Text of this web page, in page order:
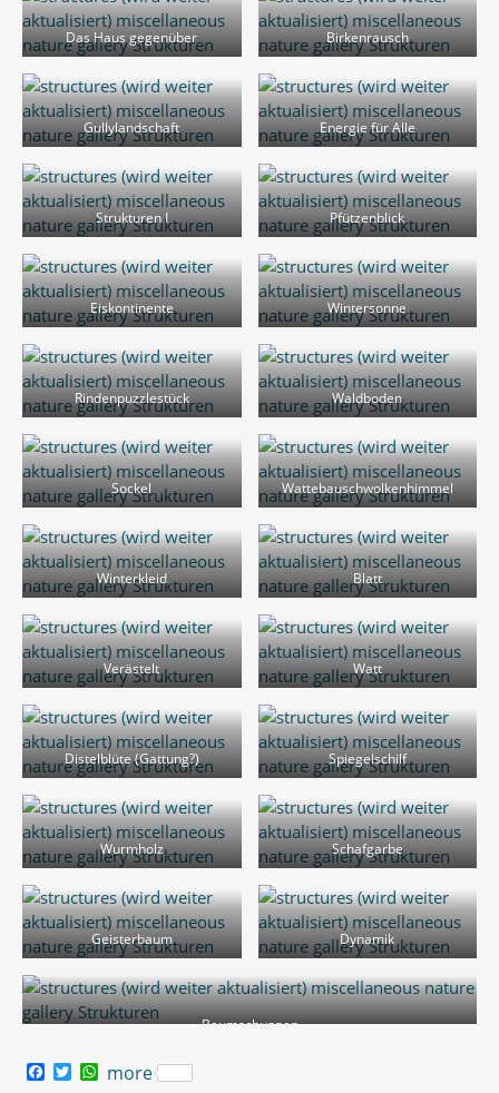
Das Haus gegenüber Birkenrausch
Gullylandschaft Energie für Alle
Strukturen I Pfützenblick
Eiskontinente Wintersonne
Rindenpuzzlestück Waldboden
Sockel Wattebauschwolkenhimmel
Winterkleid Blatt
Verästelt Watt
Distelblüte (Gattung?) Spiegelschilf
Wurmholz Schafgarbe
Geisterbaum Dynamik
Baumschuppen
T W
more